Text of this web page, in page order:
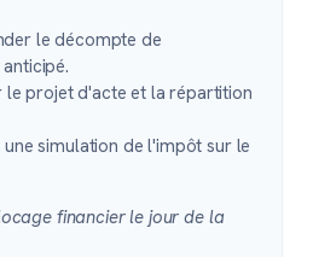
le décompte de
le projet d'acte et la répartition
simulation de l'impôt sur le
financier le jour de la